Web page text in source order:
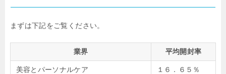
まずは下記をご覧ください。
業界 平均開封率
美容とパーソナルケア １６．６５％